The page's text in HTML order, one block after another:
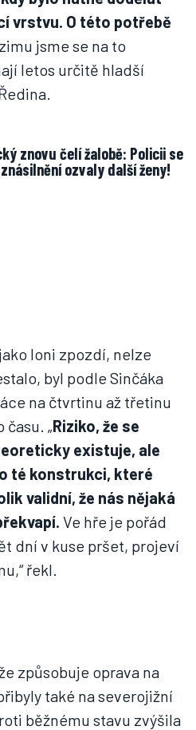
vrstvu. O této potřebě
jsme se na to
letos určitě hladší
znovu čelí žalobě: Policii se
ozvaly další ženy!
loni zpozdí, nelze
byl podle Sinčáka
na čtvrtinu až třetinu
„Riziko, že se
existuje, ale
té konstrukci, které
validní, že nás nějaká
Ve hře je pořád
dní v kuse pršet, projeví
řekl.
způsobuje oprava na
také na severojižní
běžnému stavu zvýšila